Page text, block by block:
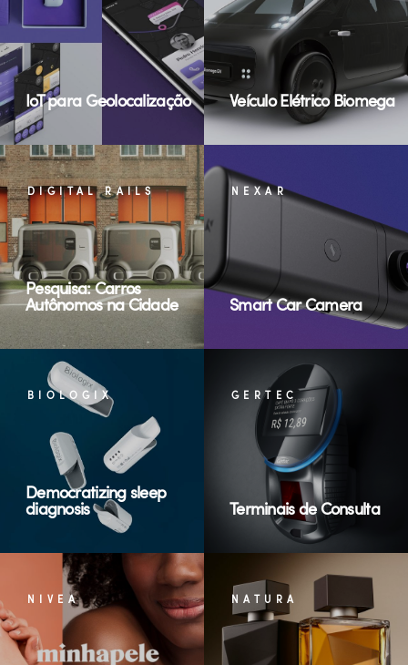
IoT para Geolocalização Veículo Elétrico Biomega
DIGITAL RAILS
Pesquisa: Carros
Autônomos na Cidade
NEXAR
Smart Car Camera
BIOLOGIX
Democratizing sleep
diagnosis
GERTEC
Terminais de Consulta
NIVEA NATURA